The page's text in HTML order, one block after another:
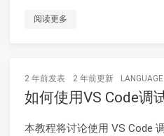
阅读更多
2 年前发表 2 年前更新 LANGUAGE
如何使用VS Code调
本教程将讨论使用 VS Code